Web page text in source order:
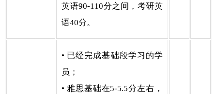
英语90-110分之间，考研英
语40分。
• 已经完成基础段学习的学
员；
• 雅思基础在5-5.5分左右，